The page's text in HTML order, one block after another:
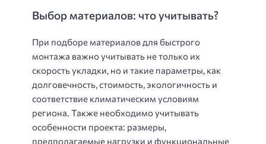
Выбор материалов: что учитывать?
При подборе материалов для быстрого
монтажа важно учитывать не только их
скорость укладки, но и такие параметры, как
долговечность, стоимость, экологичность и
соответствие климатическим условиям
региона. Также необходимо учитывать
особенности проекта: размеры,
предполагаемые нагрузки и функциональные